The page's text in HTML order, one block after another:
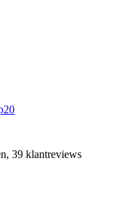
39 klantreviews